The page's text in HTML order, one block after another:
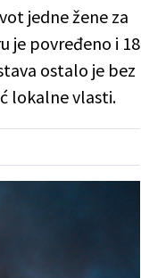
jedne žene za
je povređeno i 18
ostalo je bez
lokalne vlasti.